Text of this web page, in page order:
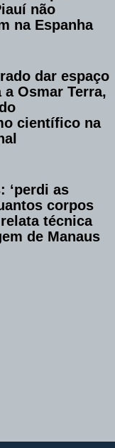
não
na Espanha
dar espaço
a Osmar Terra,
científico na
‘perdi as
corpos
técnica
de Manaus